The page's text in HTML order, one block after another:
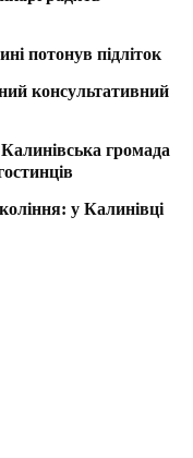
потонув підліток
консультативний
громада
у Калинівці